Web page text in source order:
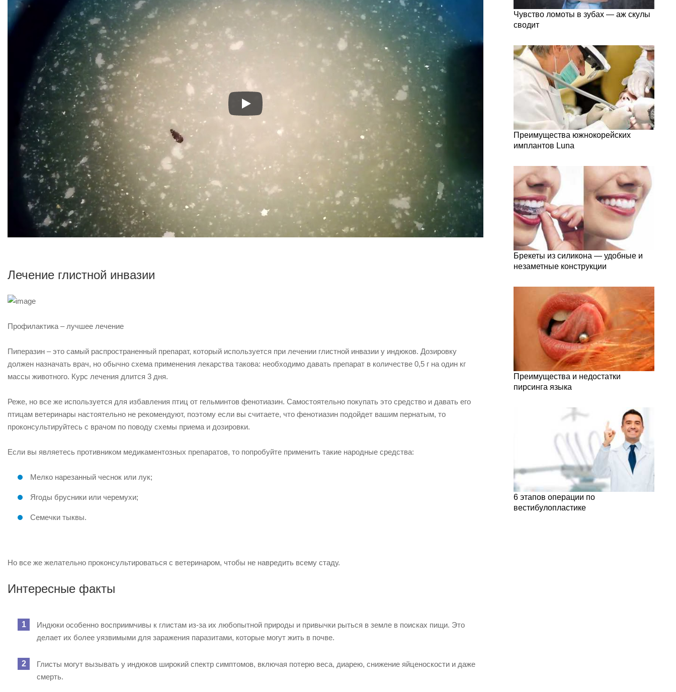
Лечение глистной инвазии
Профилактика – лучшее лечение
Пиперазин – это самый распространенный препарат, который используется при лечении глистной инвазии у индюков. Дозировку
должен назначать врач, но обычно схема применения лекарства такова: необходимо давать препарат в количестве 0,5 г на один кг
массы животного. Курс лечения длится 3 дня.
Реже, но все же используется для избавления птиц от гельминтов фенотиазин. Самостоятельно покупать это средство и давать его
птицам ветеринары настоятельно не рекомендуют, поэтому если вы считаете, что фенотиазин подойдет вашим пернатым, то
проконсультируйтесь с врачом по поводу схемы приема и дозировки.
Если вы являетесь противником медикаментозных препаратов, то попробуйте применить такие народные средства:
Мелко нарезанный чеснок или лук;
Ягоды брусники или черемухи;
Семечки тыквы.
Но все же желательно проконсультироваться с ветеринаром, чтобы не навредить всему стаду.
Интересные факты
Индюки особенно восприимчивы к глистам из-за их любопытной природы и привычки рыться в земле в поисках пищи. Это
делает их более уязвимыми для заражения паразитами, которые могут жить в почве.
Глисты могут вызывать у индюков широкий спектр симптомов, включая потерю веса, диарею, снижение яйценоскости и даже
смерть.
Чувство ломоты в зубах — аж скулы
сводит
Преимущества южнокорейских
имплантов Luna
Брекеты из силикона — удобные и
незаметные конструкции
Преимущества и недостатки
пирсинга языка
6 этапов операции по
вестибулопластике